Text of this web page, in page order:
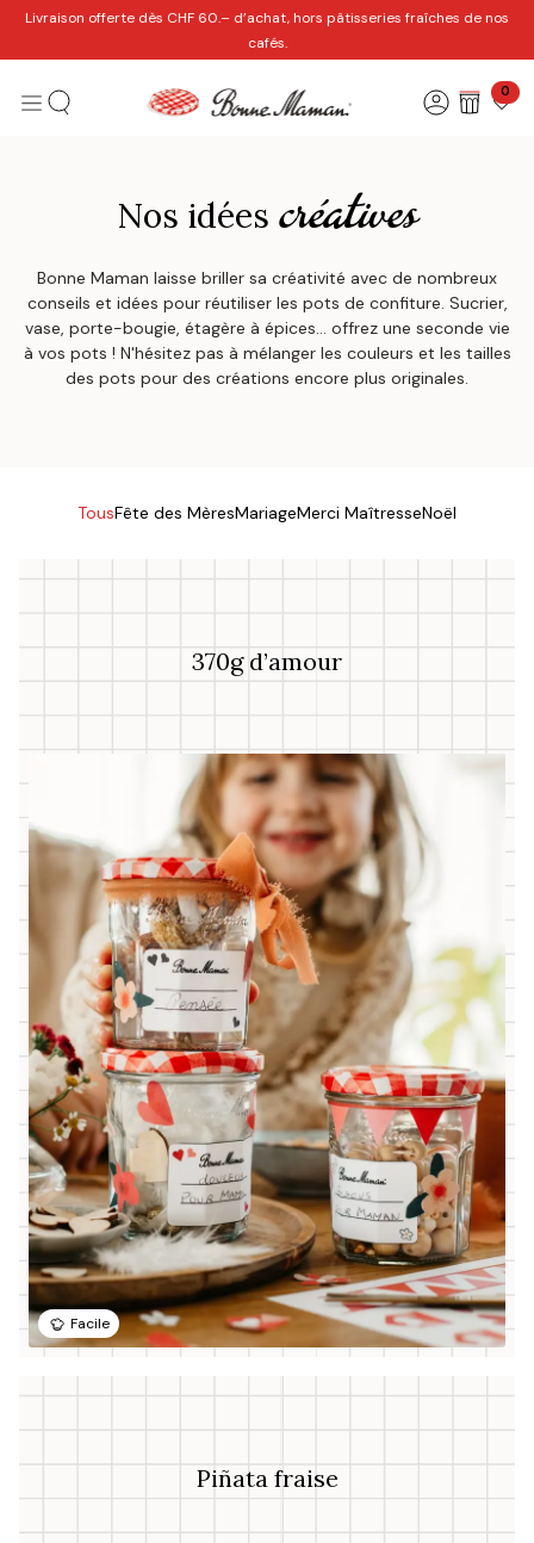
Se rendre au contenu
Livraison offerte dès CHF 60.– d’achat, hors pâtisseries fraîches de nos
cafés.
0
Nos idées créatives
Bonne Maman laisse briller sa créativité avec de nombreux
conseils et idées pour réutiliser les pots de confiture. Sucrier,
vase, porte-bougie, étagère à épices… offrez une seconde vie
à vos pots ! N'hésitez pas à mélanger les couleurs et les tailles
des pots pour des créations encore plus originales.
TousFête des MèresMariageMerci MaîtresseNoël
370g d’amour
Facile
Piñata fraise